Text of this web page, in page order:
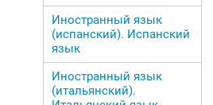
Иностранный язык
(испанский). Испанский
язык
Иностранный язык
(итальянский).